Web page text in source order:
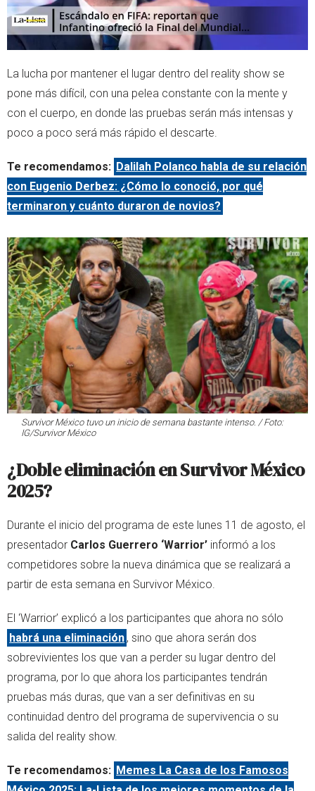
La lucha por mantener el lugar dentro del reality show se
pone más difícil, con una pelea constante con la mente y
con el cuerpo, en donde las pruebas serán más intensas y
poco a poco será más rápido el descarte.
Te recomendamos: Dalilah Polanco habla de su relación
con Eugenio Derbez: ¿Cómo lo conoció, por qué
terminaron y cuánto duraron de novios?
Survivor México tuvo un inicio de semana bastante intenso. / Foto:
IG/Survivor México
¿Doble eliminación en Survivor México
2025?
Durante el inicio del programa de este lunes 11 de agosto, el
presentador Carlos Guerrero ‘Warrior’ informó a los
competidores sobre la nueva dinámica que se realizará a
partir de esta semana en Survivor México.
El ‘Warrior’ explicó a los participantes que ahora no sólo
habrá una eliminación , sino que ahora serán dos
sobrevivientes los que van a perder su lugar dentro del
programa, por lo que ahora los participantes tendrán
pruebas más duras, que van a ser definitivas en su
continuidad dentro del programa de supervivencia o su
salida del reality show.
Te recomendamos: Memes La Casa de los Famosos